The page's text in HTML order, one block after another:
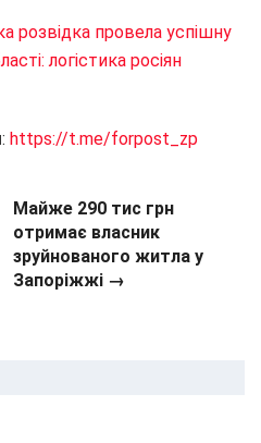
розвідка провела успішну
логістика росіян
: https://t.me/forpost_zp
Майже 290 тис грн
отримає власник
зруйнованого житла у
Запоріжжі →